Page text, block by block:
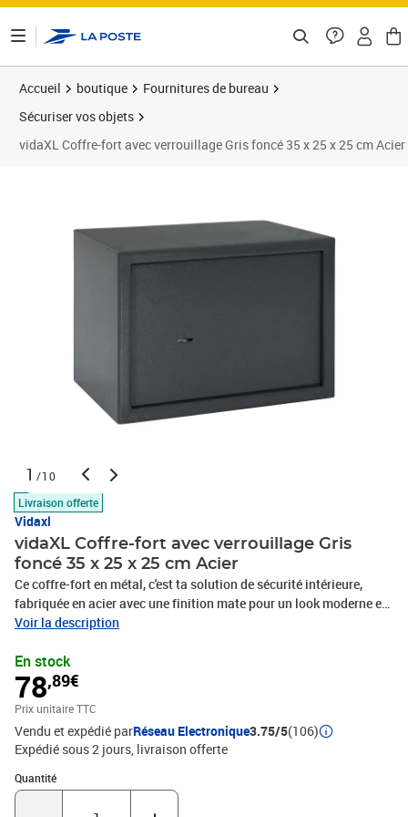
Accueil boutique
Fournitures de bureau
Sécuriser vos objets
vidaXL Coffre-fort avec verrouillage Gris foncé 35 x 25 x 25 cm Acier
1 /10
Livraison offerte
Vidaxl
vidaXL Coffre-fort avec verrouillage Gris
foncé 35 x 25 x 25 cm Acier
Ce coffre-fort en métal, c'est ta solution de sécurité intérieure,
fabriquée en acier avec une finition mate pour un look moderne et
chic. Parfait pour un bureau à domicile, il garde tes objets de
rectangulaire et sa couleur gris foncé, il se fond parfaitement dans
n'importe quel style d'intérieur, du contemporain au minimaliste.
Que tu cherches à protéger des objets personnels ou des
documents sensibles, ce coffre-fort t'apporte la paix d'esprit grâce
à sa structure solide et à sa facilité d'utilisation. Matériaux : Ce
coffre-fort est en acier, une super solution robuste et durable pour
garder tes objets de valeur en sécurité. La finition mate lui donne
un look moderne et l'aide à s'intégrer dans plein de styles de déco
Voir la description
En stock
78,89€
Prix unitaire TTC
Vendu et expédié parRéseau Electronique3.75/5(106)
Expédié sous 2 jours livraison offerte
Quantité
Quantité : 1